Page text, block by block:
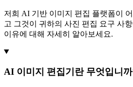
저희 AI 기반 이미지 편집 플랫폼이
고 그것이 귀하의 사진 편집 요구 사
이유에 대해 자세히 알아보세요.
AI 이미지 편집기란 무엇입니